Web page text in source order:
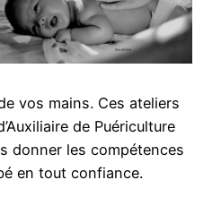
vos mains. Ces ateliers
de Puériculture
donner les compétences
en tout confiance.